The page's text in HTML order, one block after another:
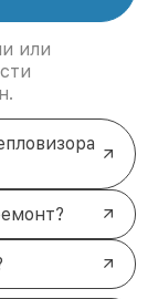
или